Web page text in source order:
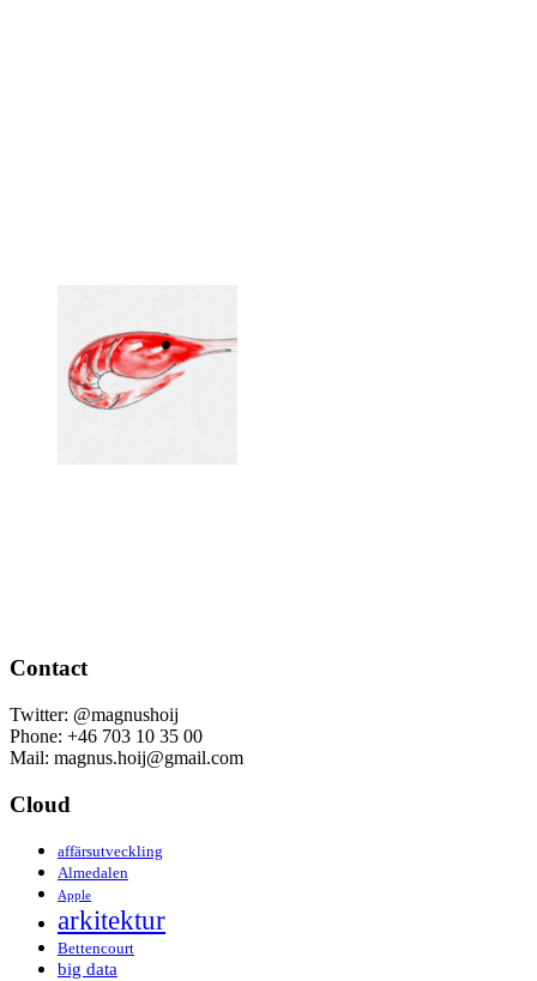
Contact
Twitter: @magnushoij
Phone: +46 703 10 35 00
Mail: magnus.hoij@gmail.com
Cloud
affärsutveckling
Almedalen
Apple
arkitektur
Bettencourt
big data